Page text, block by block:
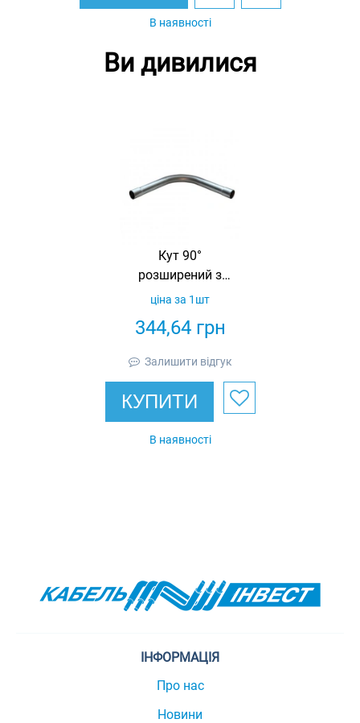
В наявності
Ви дивилися
Кут 90°
розширений з
одного боку, 32
R112
344,64грн
ціна за 1шт
Залишити відгук
КУПИТИ
В наявності
ІНФОРМАЦІЯ
Про нас
Новини